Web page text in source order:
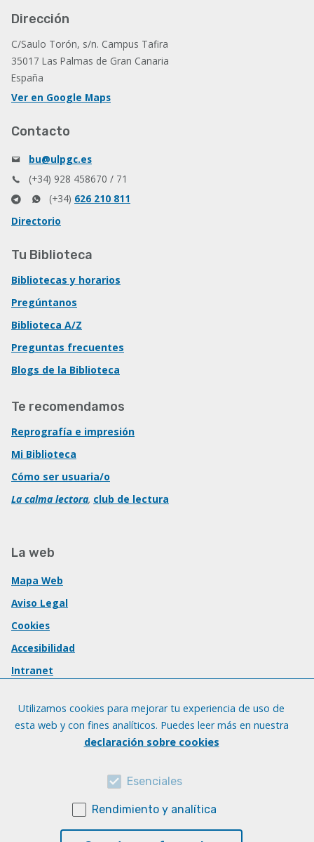
Dirección
C/Saulo Torón, s/n. Campus Tafira
35017 Las Palmas de Gran Canaria
España
Ver en Google Maps
Contacto
bu@ulpgc.es
(+34) 928 458670 / 71
(+34) 626 210 811
Directorio
Tu Biblioteca
Bibliotecas y horarios
Pregúntanos
Biblioteca A/Z
Preguntas frecuentes
Blogs de la Biblioteca
Te recomendamos
Reprografía e impresión
Mi Biblioteca
Cómo ser usuaria/o
La calma lectora, club de lectura
La web
Mapa Web
Aviso Legal
Cookies
Accesibilidad
Intranet
Utilizamos cookies para mejorar tu experiencia de uso de
esta web y con fines analíticos. Puedes leer más en nuestra
declaración sobre cookies
Esenciales
Rendimiento y analítica